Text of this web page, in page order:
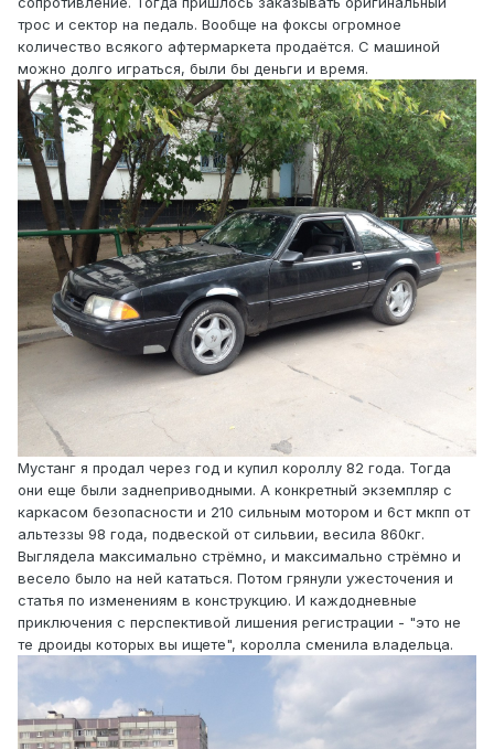
трос и сектор на педаль. Вообще на фоксы огромное
количество всякого афтермаркета продаётся. С машиной
можно долго играться, были бы деньги и время.
Мустанг я продал через год и купил короллу 82 года. Тогда
они еще были заднеприводными. А конкретный экземпляр с
каркасом безопасности и 210 сильным мотором и 6ст мкпп от
альтеззы 98 года, подвеской от сильвии, весила 860кг.
Выглядела максимально стрёмно, и максимально стрёмно и
весело было на ней кататься. Потом грянули ужесточения и
статья по изменениям в конструкцию. И каждодневные
приключения с перспективой лишения регистрации - "это не
те дроиды которых вы ищете", королла сменила владельца.